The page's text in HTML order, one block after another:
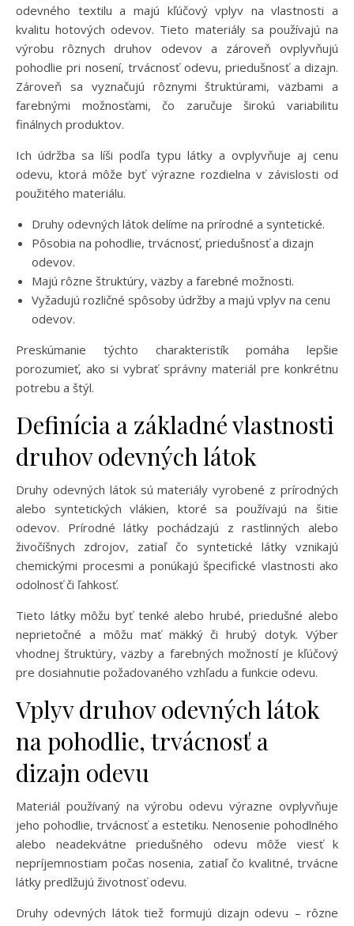
odevného textilu a majú kľúčový vplyv na vlastnosti a
kvalitu hotových odevov. Tieto materiály sa používajú na
výrobu rôznych druhov odevov a zároveň ovplyvňujú
pohodlie pri nosení, trvácnosť odevu, priedušnosť a dizajn.
Zároveň sa vyznačujú rôznymi štruktúrami, väzbami a
farebnými možnosťami, čo zaručuje širokú variabilitu
finálnych produktov.
Ich údržba sa líši podľa typu látky a ovplyvňuje aj cenu
odevu, ktorá môže byť výrazne rozdielna v závislosti od
použitého materiálu.
Druhy odevných látok delíme na prírodné a syntetické.
Pôsobia na pohodlie, trvácnosť, priedušnosť a dizajn
odevov.
Majú rôzne štruktúry, väzby a farebné možnosti.
Vyžadujú rozličné spôsoby údržby a majú vplyv na cenu
odevov.
Preskúmanie týchto charakteristík pomáha lepšie
porozumieť, ako si vybrať správny materiál pre konkrétnu
potrebu a štýl.
Definícia a základné vlastnosti
druhov odevných látok
Druhy odevných látok sú materiály vyrobené z prírodných
alebo syntetických vlákien, ktoré sa používajú na šitie
odevov. Prírodné látky pochádzajú z rastlinných alebo
živočíšnych zdrojov, zatiaľ čo syntetické látky vznikajú
chemickými procesmi a ponúkajú špecifické vlastnosti ako
odolnosť či ľahkosť.
Tieto látky môžu byť tenké alebo hrubé, priedušné alebo
neprietočné a môžu mať mäkký či hrubý dotyk. Výber
vhodnej štruktúry, väzby a farebných možností je kľúčový
pre dosiahnutie požadovaného vzhľadu a funkcie odevu.
Vplyv druhov odevných látok
na pohodlie, trvácnosť a
dizajn odevu
Materiál používaný na výrobu odevu výrazne ovplyvňuje
jeho pohodlie, trvácnosť a estetiku. Nenosenie pohodlného
alebo neadekvátne priedušného odevu môže viesť k
nepríjemnostiam počas nosenia, zatiaľ čo kvalitné, trvácne
látky predlžujú životnosť odevu.
Druhy odevných látok tiež formujú dizajn odevu – rôzne